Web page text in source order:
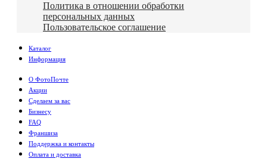
Политика в отношении обработки
персональных данных
Пользовательское соглашение
Каталог
Информация
О ФотоПочте
Акции
Сделаем за вас
Бизнесу
FAQ
Франшиза
Поддержка и контакты
Оплата и доставка